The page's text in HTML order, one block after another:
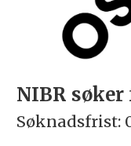
forskere
06.09.2026